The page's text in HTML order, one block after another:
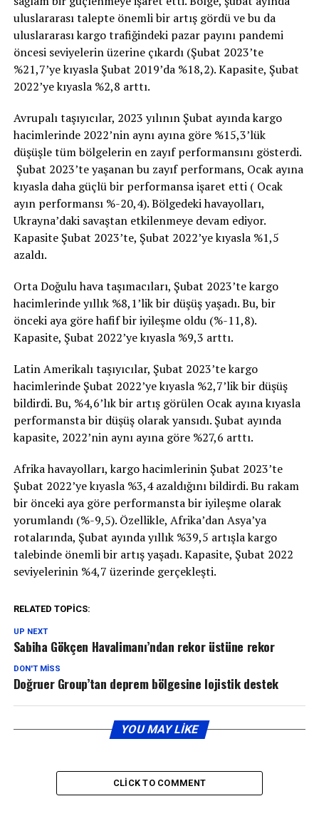
uluslararası talepte önemli bir artış gördü ve bu da
uluslararası kargo trafiğindeki pazar payını pandemi
öncesi seviyelerin üzerine çıkardı (Şubat 2023’te
%21,7’ye kıyasla Şubat 2019’da %18,2). Kapasite, Şubat
2022’ye kıyasla %2,8 arttı.
Avrupalı taşıyıcılar, 2023 yılının Şubat ayında kargo
hacimlerinde 2022’nin aynı ayına göre %15,3’lük
düşüşle tüm bölgelerin en zayıf performansını gösterdi.
Şubat 2023’te yaşanan bu zayıf performans, Ocak ayına
kıyasla daha güçlü bir performansa işaret etti ( Ocak
ayın performansı %-20,4). Bölgedeki havayolları,
Ukrayna’daki savaştan etkilenmeye devam ediyor.
Kapasite Şubat 2023’te, Şubat 2022’ye kıyasla %1,5
azaldı.
Orta Doğulu hava taşımacıları, Şubat 2023’te kargo
hacimlerinde yıllık %8,1’lik bir düşüş yaşadı. Bu, bir
önceki aya göre hafif bir iyileşme oldu (%-11,8).
Kapasite, Şubat 2022’ye kıyasla %9,3 arttı.
Latin Amerikalı taşıyıcılar, Şubat 2023’te kargo
hacimlerinde Şubat 2022’ye kıyasla %2,7’lik bir düşüş
bildirdi. Bu, %4,6’lık bir artış görülen Ocak ayına kıyasla
performansta bir düşüş olarak yansıdı. Şubat ayında
kapasite, 2022’nin aynı ayına göre %27,6 arttı.
Afrika havayolları, kargo hacimlerinin Şubat 2023’te
Şubat 2022’ye kıyasla %3,4 azaldığını bildirdi. Bu rakam
bir önceki aya göre performansta bir iyileşme olarak
yorumlandı (%-9,5). Özellikle, Afrika’dan Asya’ya
rotalarında, Şubat ayında yıllık %39,5 artışla kargo
talebinde önemli bir artış yaşadı. Kapasite, Şubat 2022
seviyelerinin %4,7 üzerinde gerçekleşti.
RELATED TOPICS:
UP NEXT
Sabiha Gökçen Havalimanı’ndan rekor üstüne rekor
DON'T MISS
Doğruer Group’tan deprem bölgesine lojistik destek
YOU MAY LIKE
CLICK TO COMMENT